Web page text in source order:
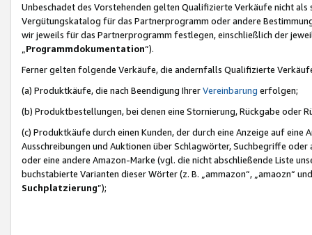
Unbeschadet des Vorstehenden gelten Qualifizierte Verkäufe nicht
Vergütungskatalog für das Partnerprogramm oder andere
wir jeweils für das Partnerprogramm festlegen, einschließlich der
Programmdokumentation“).
Ferner gelten folgende Verkäufe, die andernfalls Qualifizierte
(a) Produktkäufe, die nach Beendigung IhrerVereinbarung erfolgen;
(b) Produktbestellungen, bei denen eine Stornierung, Rückgabe oder
(c) Produktkäufe durch einen Kunden, der durch eine Anzeige auf
Ausschreibungen und Auktionen über Schlagwörter, Suchbegriffe
oder eine andere Amazon-Marke (vgl. die nicht abschließende Liste
buchstabierte Varianten dieser Wörter (z. B. „ammazon“, „amaozn“
Suchplatzierung”);